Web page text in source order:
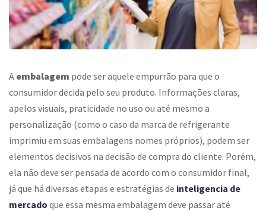
A embalagem pode ser aquele empurrão para que o
consumidor decida pelo seu produto. Informações claras,
apelos visuais, praticidade no uso ou até mesmo a
personalização (como o caso da marca de refrigerante
imprimiu em suas embalagens nomes próprios), podem ser
elementos decisivos na decisão de compra do cliente. Porém,
ela não deve ser pensada de acordo com o consumidor final,
já que há diversas etapas e estratégias de inteligencia de
mercado que essa mesma embalagem deve passar até